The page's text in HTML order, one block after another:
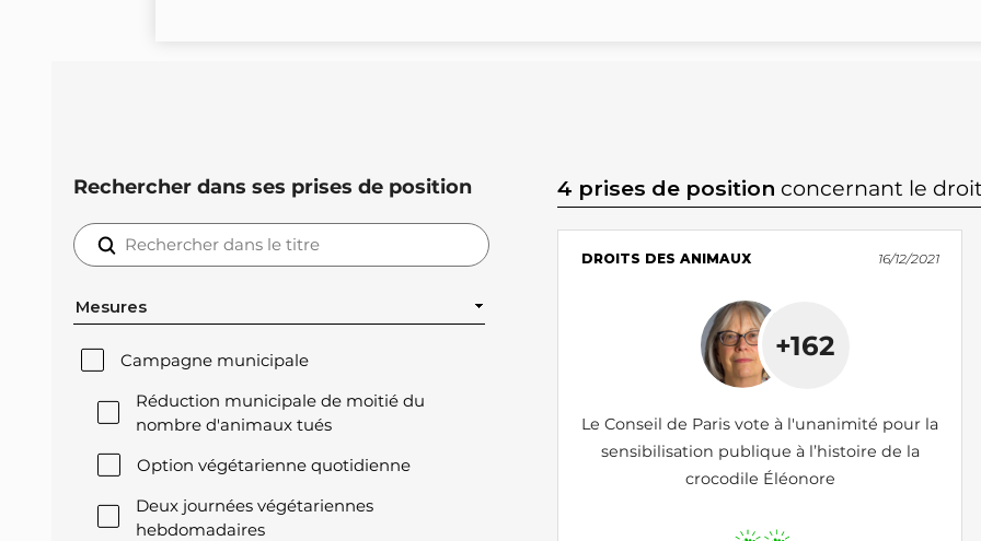
Rechercher dans ses prises de position
Mesures
Campagne municipale
Réduction municipale de moitié du
nombre d'animaux tués
Option végétarienne quotidienne
Deux journées végétariennes
hebdomadaires
4 prises de position concernant le
DROITS DES ANIMAUX 16/12/2021
+162
Le Conseil de Paris vote à l'unanimité pour la
sensibilisation publique à l’histoire de la
crocodile Éléonore